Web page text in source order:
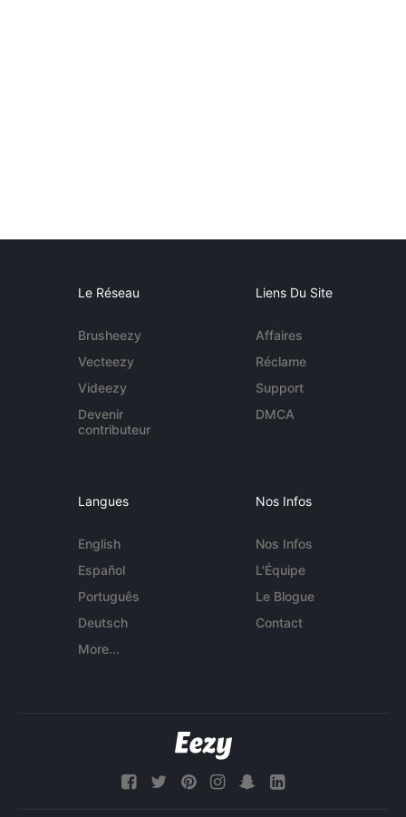
Le Réseau
Brusheezy
Vecteezy
Videezy
Devenir
contributeur
Liens Du Site
Affaires
Réclame
Support
DMCA
Langues
English
Español
Português
Deutsch
More...
Nos Infos
Nos Infos
L'Équipe
Le Blogue
Contact